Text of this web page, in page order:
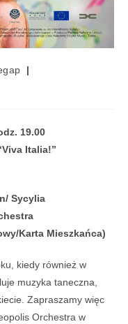
19.00
Italia!”
Sycylia
Karta Mieszkańca)
kiedy również w
muzyka taneczna,
Zapraszamy więc
Orchestra w